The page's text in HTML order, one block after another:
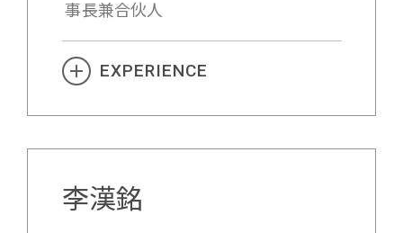
事長兼合伙人
EXPERIENCE
李漢銘